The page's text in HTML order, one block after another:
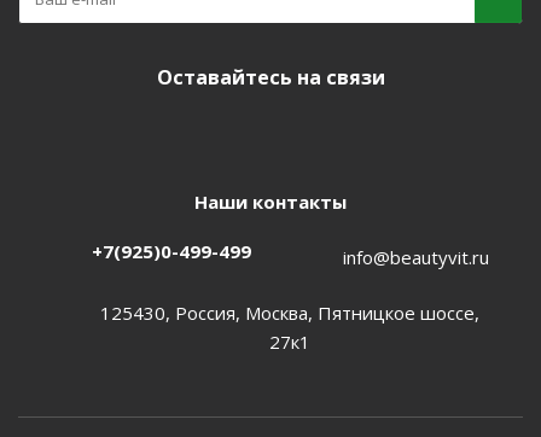
Оставайтесь на связи
Наши контакты
+7(925)0-499-499 info@beautyvit.ru
125430, Россия, Москва, Пятницкое шоссе,
27к1